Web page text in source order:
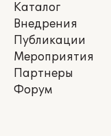
Каталог
Внедрения
Публикации
Мероприятия
Партнеры
Форум